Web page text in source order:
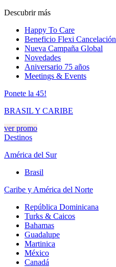
Descubrir más
Happy To Care
Beneficio Flexi Cancelación
Nueva Campaña Global
Novedades
Aniversario 75 años
Meetings & Events
Ponete la 45!
BRASIL Y CARIBE
ver promo
Destinos
América del Sur
Brasil
Caribe y América del Norte
República Dominicana
Turks & Caicos
Bahamas
Guadalupe
Martinica
México
Canadá